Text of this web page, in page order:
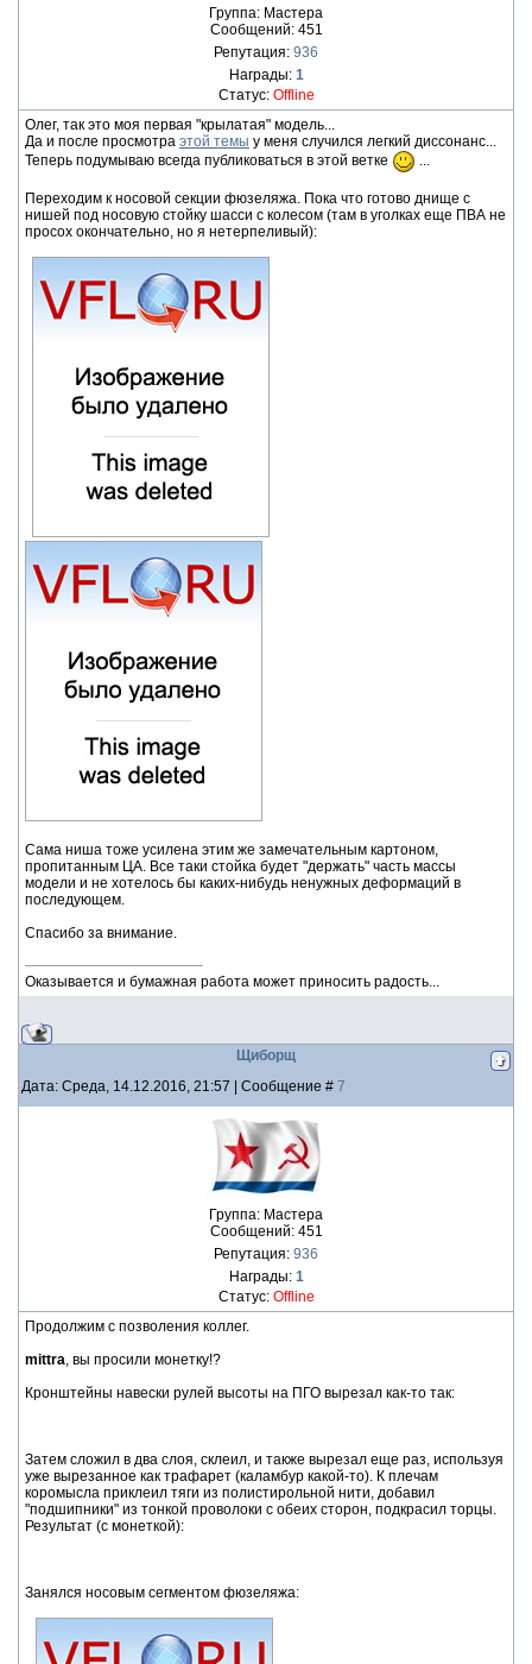
Группа: Мастера
Сообщений: 451
Репутация: 936
Награды: 1
Статус: Offline
Олег, так это моя первая "крылатая" модель...
Да и после просмотра этой темы у меня случился легкий диссонанс...
Теперь подумываю всегда публиковаться в этой ветке
...
Переходим к носовой секции фюзеляжа. Пока что готово днище с
нишей под носовую стойку шасси с колесом (там в уголках еще ПВА не
просох окончательно, но я нетерпеливый):
Сама ниша тоже усилена этим же замечательным картоном,
пропитанным ЦА. Все таки стойка будет "держать" часть массы
модели и не хотелось бы каких-нибудь ненужных деформаций в
последующем.
Спасибо за внимание.
Оказывается и бумажная работа может приносить радость...
Щиборщ
Дата: Среда, 14.12.2016, 21:57 | Сообщение # 7
Группа: Мастера
Сообщений: 451
Репутация: 936
Награды: 1
Статус: Offline
Продолжим с позволения коллег.
mittra, вы просили монетку!?
Кронштейны навески рулей высоты на ПГО вырезал как-то так:
Затем сложил в два слоя, склеил, и также вырезал еще раз, используя
уже вырезанное как трафарет (каламбур какой-то). К плечам
коромысла приклеил тяги из полистирольной нити, добавил
"подшипники" из тонкой проволоки с обеих сторон, подкрасил торцы.
Результат (с монеткой):
Занялся носовым сегментом фюзеляжа: